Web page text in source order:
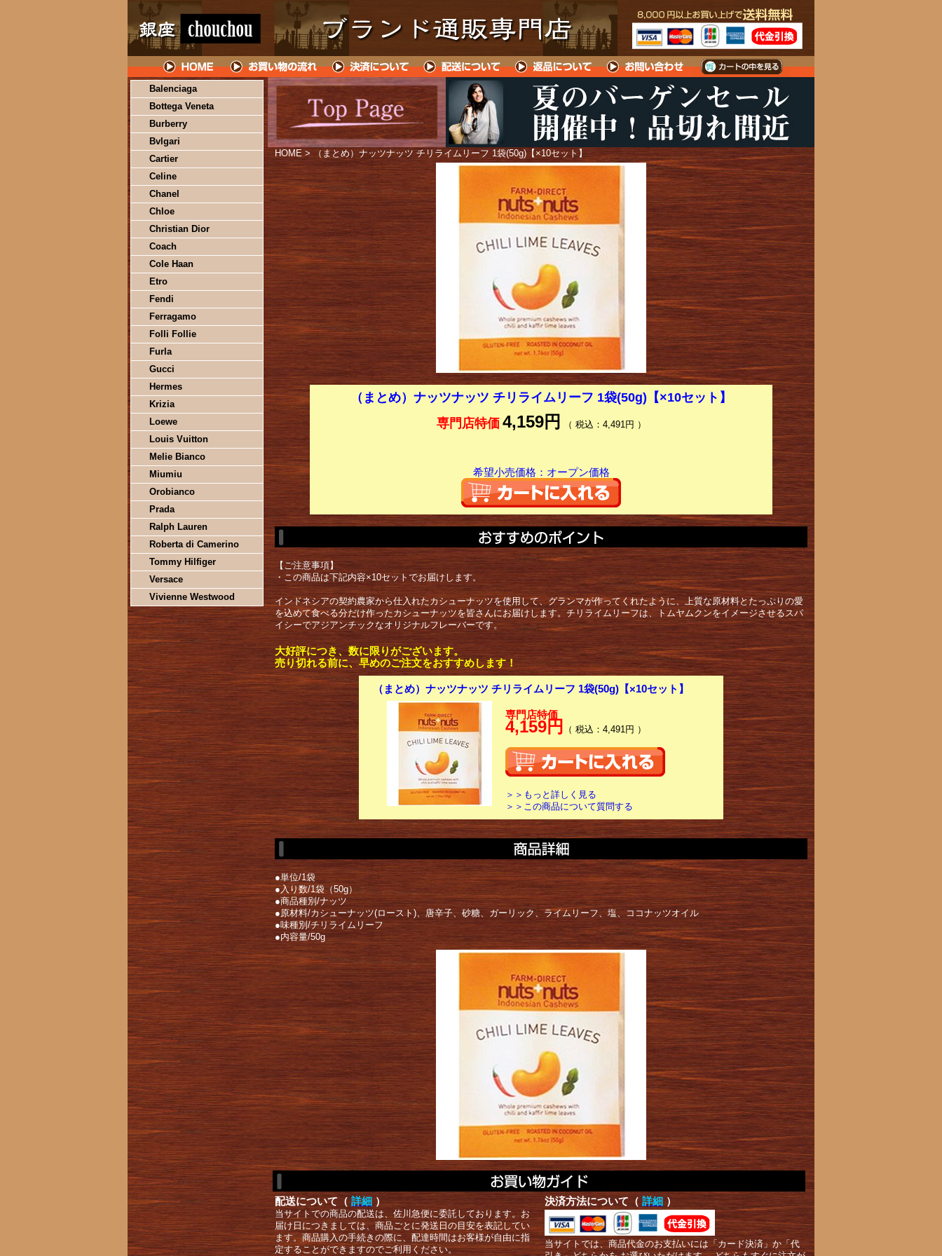
Balenciaga
Bottega Veneta
Burberry
Bvlgari
Cartier
Celine
Chanel
Chloe
Christian Dior
Coach
Cole Haan
Etro
Fendi
Ferragamo
Folli Follie
Furla
Gucci
Hermes
Krizia
Loewe
Louis Vuitton
Melie Bianco
Miumiu
Orobianco
Prada
Ralph Lauren
Roberta di Camerino
Tommy Hilfiger
Versace
Vivienne Westwood
HOME > （まとめ）ナッツナッツ チリライムリーフ 1袋(50g)【×10セット】
（まとめ）ナッツナッツ チリライムリーフ 1袋(50g)【×10セット】
専門店特価 4,159円 （ 税込：4,491円 ）
希望小売価格：オープン価格
【ご注意事項】
・この商品は下記内容×10セットでお届けします。
インドネシアの契約農家から仕入れたカシューナッツを使用して、グランマが作ってくれたように、上質な原材料とたっぷりの愛
を込めて食べる分だけ作ったカシューナッツを皆さんにお届けします。チリライムリーフは、トムヤムクンをイメージさせるスパ
イシーでアジアンチックなオリジナルフレーバーです。
大好評につき、数に限りがございます。
売り切れる前に、早めのご注文をおすすめします！
（まとめ）ナッツナッツ チリライムリーフ 1袋(50g)【×10セット】
専門店特価
4,159円 （ 税込：4,491円 ）
＞＞もっと詳しく見る
＞＞この商品について質問する
●単位/1袋
●入り数/1袋（50g）
●商品種別/ナッツ
●原材料/カシューナッツ(ロースト)、唐辛子、砂糖、ガーリック、ライムリーフ、塩、ココナッツオイル
●味種別/チリライムリーフ
●内容量/50g
配送について（ 詳細 ）
当サイトでの商品の配送は、佐川急便に委託しております。お
届け日につきましては、商品ごとに発送日の目安を表記してい
ます。商品購入の手続きの際に、配達時間はお客様が自由に指
定することができますのでご利用ください。
決済方法について（ 詳細 ）
当サイトでは、商品代金のお支払いには「カード決済」か「代